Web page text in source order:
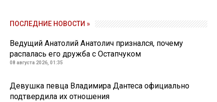
ПОСЛЕДНИЕ НОВОСТИ »
Ведущий Анатолий Анатолич признался, почему
распалась его дружба с Остапчуком
08 августа 2026, 01:35
Девушка певца Владимира Дантеса официально
подтвердила их отношения